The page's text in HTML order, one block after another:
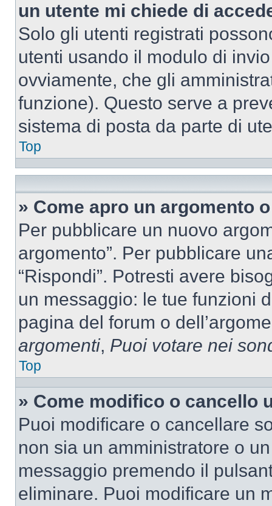
un utente mi chiede di
Solo gli utenti registrati
utenti usando il modulo di
ovviamente, che gli
funzione). Questo serve a
sistema di posta da parte di
Top
» Come apro un argomento
Per pubblicare un nuovo
argomento”. Per pubblicare
“Rispondi”. Potresti avere
un messaggio: le tue funzioni
pagina del forum o
argomenti, Puoi votare nei
Top
» Come modifico o cancello
Puoi modificare o cancellare
non sia un amministratore o
messaggio premendo il
eliminare. Puoi modificare un